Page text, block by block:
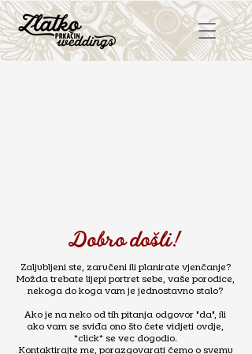
Dobro došli!
Zaljubljeni ste, zaručeni ili planirate vjenčanje?
Možda trebate lijepi portret sebe, vaše porodice,
nekoga do koga vam je jednostavno stalo?
Ako je na neko od tih pitanja odgovor "da", ili
ako vam se sviđa ono što ćete vidjeti ovdje,
*click* se vec dogodio.
Kontaktirajte me, porazgovarati ćemo o svemu